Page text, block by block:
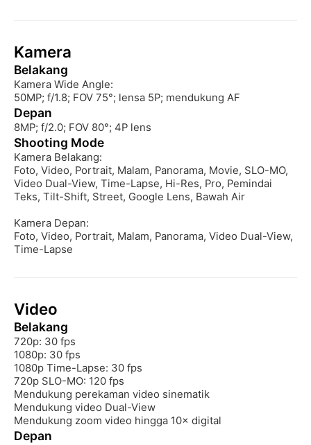
Kamera
Belakang
Kamera Wide Angle:
50MP; f/1.8; FOV 75°; lensa 5P; mendukung AF
Depan
8MP; f/2.0; FOV 80°; 4P lens
Shooting Mode
Kamera Belakang:
Foto, Video, Portrait, Malam, Panorama, Movie, SLO-MO,
Video Dual-View, Time-Lapse, Hi-Res, Pro, Pemindai
Teks, Tilt-Shift, Street, Google Lens, Bawah Air
Kamera Depan:
Foto, Video, Portrait, Malam, Panorama, Video Dual-View,
Time-Lapse
Video
Belakang
720p: 30 fps
1080p: 30 fps
1080p Time-Lapse: 30 fps
720p SLO-MO: 120 fps
Mendukung perekaman video sinematik
Mendukung video Dual-View
Mendukung zoom video hingga 10× digital
Depan